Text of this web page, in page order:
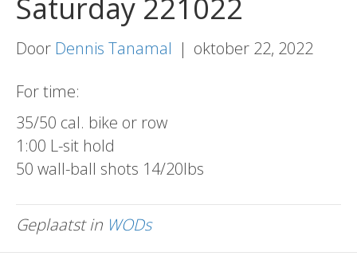
Saturday 221022
Door Dennis Tanamal | oktober 22, 2022
For time:
35/50 cal. bike or row
1:00 L-sit hold
50 wall-ball shots 14/20lbs
Geplaatst in WODs